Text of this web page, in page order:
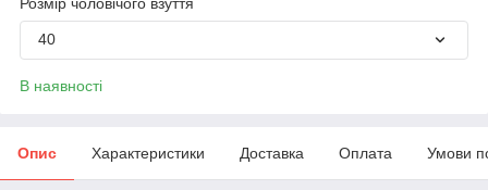
40
В наявності
Опис Характеристики Доставка Оплата Умови